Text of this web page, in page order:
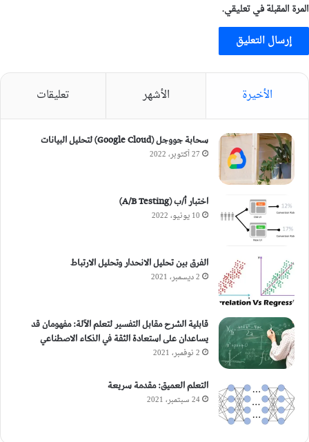
المرة المقبلة في تعليقي.
الأخيرة الأشهر تعليقات
سحابة جووجل (Google Cloud) لتحليل البيانات
27 أكتوبر، 2022
اختبار أ/ب (A/B Testing)
10 يونيو، 2022
الفرق بين تحليل الانحدار وتحليل الارتباط
2 ديسمبر، 2021
قابلية الشرح مقابل التفسير لتعلم الآلة: مفهومان قد
يساعدان على استعادة الثقة في الذكاء الاصطناعي
2 نوفمبر، 2021
التعلم العميق: مقدمة سريعة
24 سبتمبر، 2021